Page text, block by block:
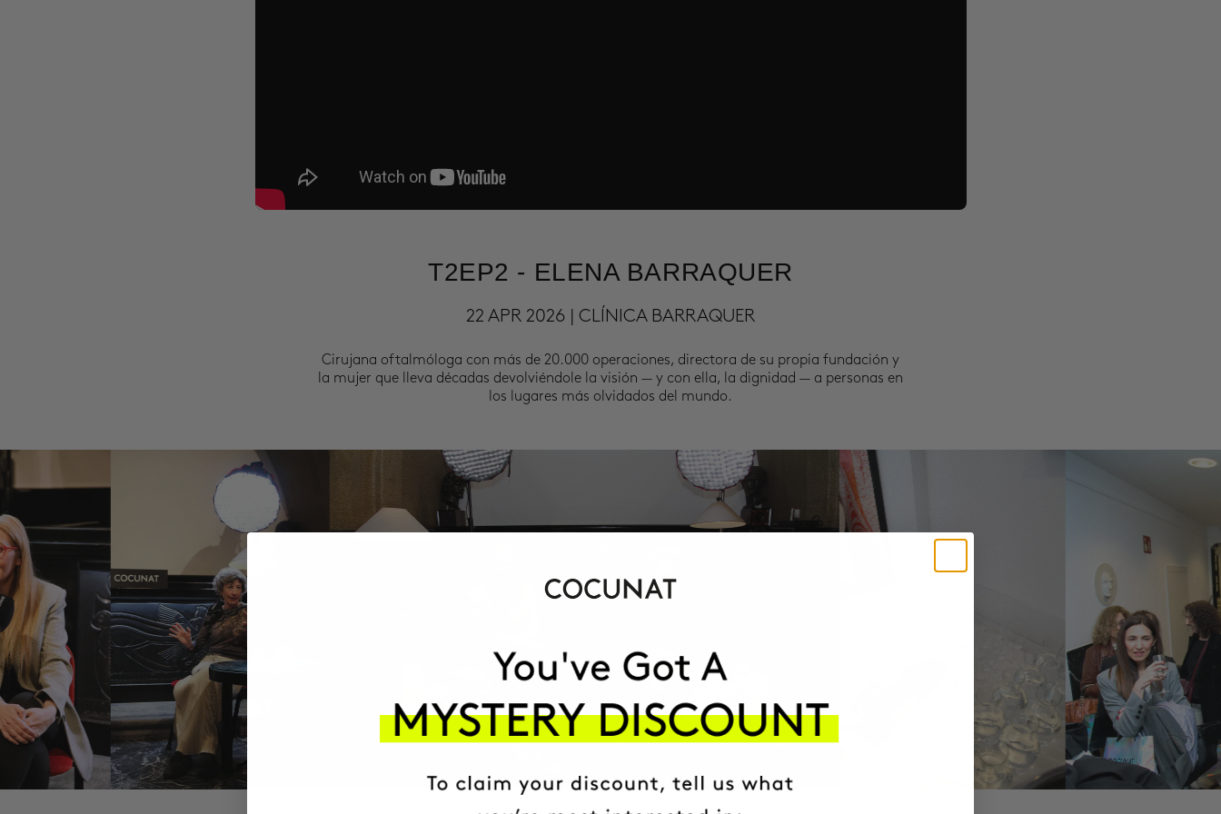
T2EP2 - ELENA BARRAQUER
22 APR 2026 | CLÍNICA BARRAQUER
Cirujana oftalmóloga con más de 20.000 operaciones, directora de su propia fundación y
la mujer que lleva décadas devolviéndole la visión — y con ella, la dignidad — a personas en
los lugares más olvidados del mundo.